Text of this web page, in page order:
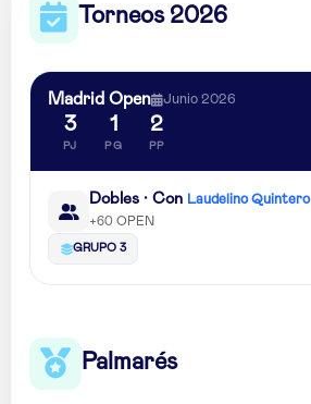
Torneos 2026
Madrid Open Junio 2026
3
PJ
1
PG
2
PP
Dobles · Con Laudelino Quintero
+60 OPEN
GRUPO 3
Palmarés